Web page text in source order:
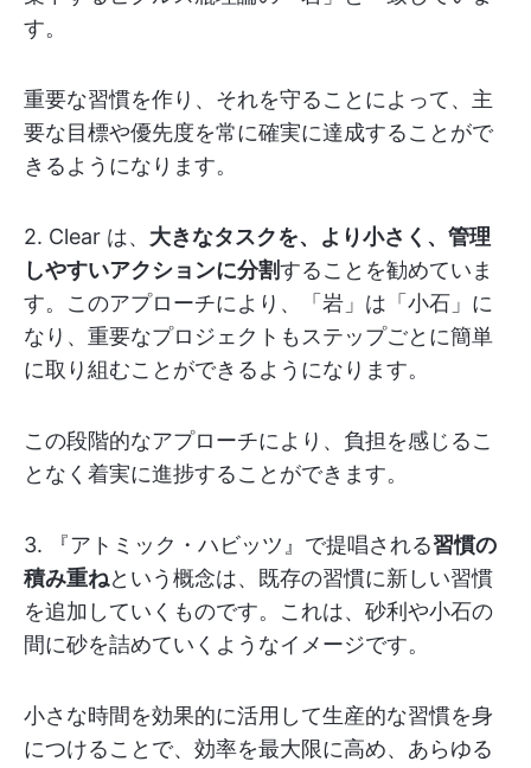
す。
重要な習慣を作り、それを守ることによって、主
要な目標や優先度を常に確実に達成することがで
きるようになります。
2. Clear は、 大きなタスクを、より小さく、管理
しやすいアクションに分割することを勧めていま
す。このアプローチにより、「岩」は「小石」に
なり、重要なプロジェクトもステップごとに簡単
に取り組むことができるようになります。
この段階的なアプローチにより、負担を感じるこ
となく着実に進捗することができます。
3. 『アトミック・ハビッツ』で提唱される習慣の
積み重ねという概念は、既存の習慣に新しい習慣
を追加していくものです。これは、砂利や小石の
間に砂を詰めていくようなイメージです。
小さな時間を効果的に活用して生産的な習慣を身
につけることで、効率を最大限に高め、あらゆる